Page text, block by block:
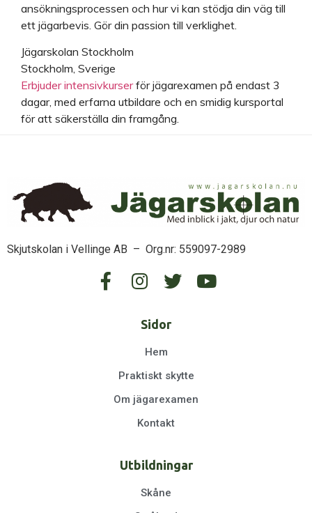
ansökningsprocessen och hur vi kan stödja din väg till
ett jägarbevis. Gör din passion till verklighet.
Jägarskolan Stockholm
Stockholm, Sverige
Erbjuder intensivkurserför jägarexamen på endast 3
dagar, med erfarna utbildare och en smidig kursportal
för att säkerställa din framgång.
Skjutskolan i Vellinge AB – Org.nr: 559097-2989
Sidor
Hem
Praktiskt skytte
Om jägarexamen
Kontakt
Utbildningar
Skåne